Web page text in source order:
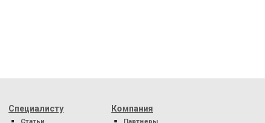
Специалисту Компания